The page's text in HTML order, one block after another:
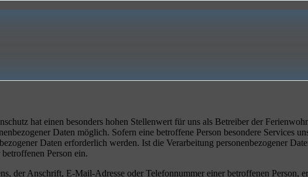
hat einen besonders hohen Stellenwert für uns als Betreiber der
Daten möglich. Sofern eine betroffene Person besondere Services
Daten erforderlich werden. Ist die Verarbeitung personenbezogener
Person ein.
der Anschrift, E-Mail-Adresse oder Telefonnummer einer betroffenen Person,